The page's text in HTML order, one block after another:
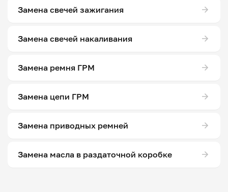
Замена свечей зажигания
Замена свечей накаливания
Замена ремня ГРМ
Замена цепи ГРМ
Замена приводных ремней
Замена масла в раздаточной коробке